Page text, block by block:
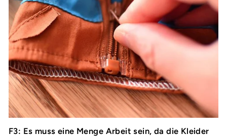
F3: Es muss eine Menge Arbeit sein, da die Kleider